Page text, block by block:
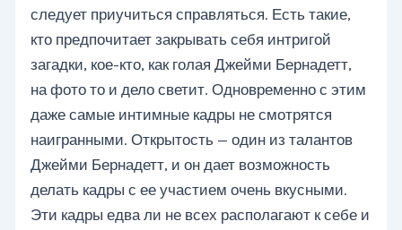
следует приучиться справляться. Есть такие,
кто предпочитает закрывать себя интригой
загадки, кое-кто, как голая Джейми Бернадетт,
на фото то и дело светит. Одновременно с этим
даже самые интимные кадры не смотрятся
наигранными. Открытость — один из талантов
Джейми Бернадетт, и он дает возможность
делать кадры с ее участием очень вкусными.
Эти кадры едва ли не всех располагают к себе и